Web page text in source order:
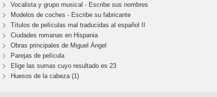
Vocalista y grupo musical - Escribe sus nombres
Modelos de coches - Escribe su fabricante
Títulos de películas mal traducidas al español II
Ciudades romanas en Hispania
Obras principales de Miguel Ángel
Parejas de película
Elige las sumas cuyo resultado es 23
Huesos de la cabeza (1)